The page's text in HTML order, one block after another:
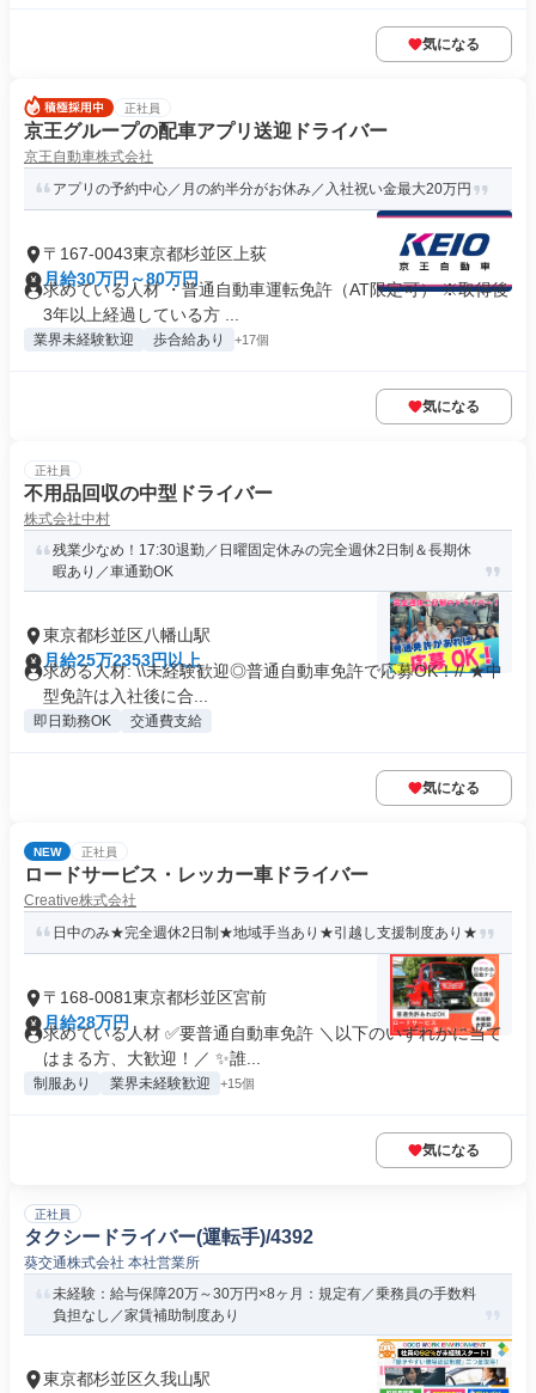
気になる
正社員
京王グループの配車アプリ送迎ドライバー
京王自動車株式会社
アプリの予約中心／月の約半分がお休み／入社祝い金最大20万円
〒167-0043東京都杉並区上荻
月給30万円～80万円
求めている人材 ・普通自動車運転免許（AT限定可） ※取得後
3年以上経過している方 ...
業界未経験歓迎 歩合給あり +17個
気になる
正社員
不用品回収の中型ドライバー
株式会社中村
残業少なめ！17:30退勤／日曜固定休みの完全週休2日制＆長期休
暇あり／車通勤OK
東京都杉並区八幡山駅
月給25万2353円以上
求める人材: \\未経験歓迎◎普通自動車免許で応募OK！// ★中
型免許は入社後に合...
即日勤務OK 交通費支給
気になる
NEW 正社員
ロードサービス・レッカー車ドライバー
Creative株式会社
日中のみ★完全週休2日制★地域手当あり★引越し支援制度あり★
〒168-0081東京都杉並区宮前
月給28万円
求めている人材 ✅要普通自動車免許 ＼以下のいずれかに当て
はまる方、大歓迎！／ ✨誰...
制服あり 業界未経験歓迎 +15個
気になる
正社員
タクシードライバー(運転手)/4392
葵交通株式会社 本社営業所
未経験：給与保障20万～30万円×8ヶ月：規定有／乗務員の手数料
負担なし／家賃補助制度あり
東京都杉並区久我山駅